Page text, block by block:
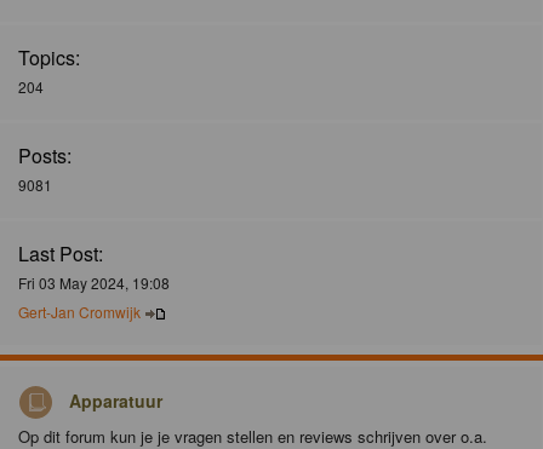
Topics:
204
Posts:
9081
Last Post:
Fri 03 May 2024, 19:08
Gert-Jan Cromwijk
Apparatuur
Op dit forum kun je je vragen stellen en reviews schrijven over o.a.